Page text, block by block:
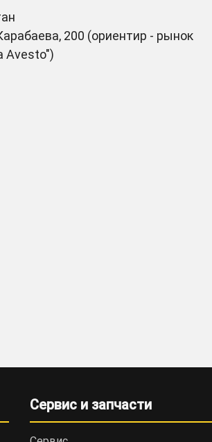
200 (ориентир - рынок
Avesto")
Сервис и запчасти